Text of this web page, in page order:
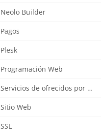
Neolo Builder
Pagos
Plesk
Programación Web
Servicios de ofrecidos por Neolo
Sitio Web
SSL